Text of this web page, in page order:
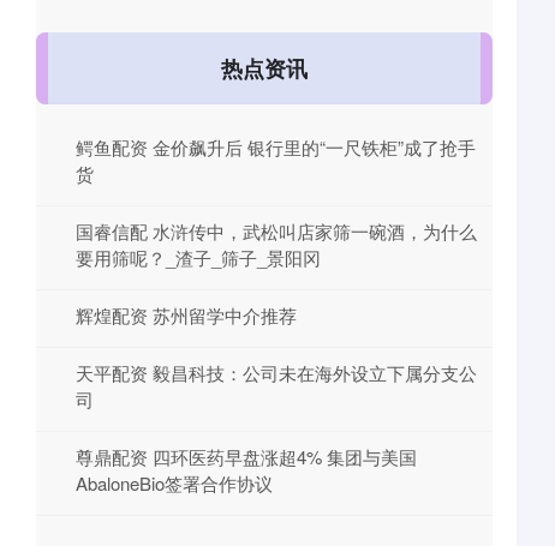
热点资讯
鳄鱼配资 金价飙升后 银行里的“一尺铁柜”成了抢手
货
国睿信配 水浒传中，武松叫店家筛一碗酒，为什么
要用筛呢？_渣子_筛子_景阳冈
辉煌配资 苏州留学中介推荐
天平配资 毅昌科技：公司未在海外设立下属分支公
司
尊鼎配资 四环医药早盘涨超4% 集团与美国
AbaloneBio签署合作协议